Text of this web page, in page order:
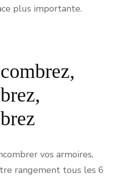
plus importante.
vos armoires,
rangement tous les 6